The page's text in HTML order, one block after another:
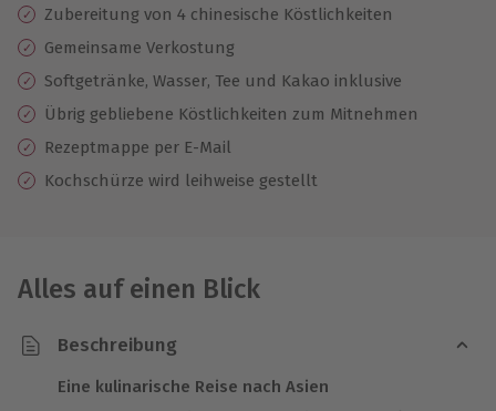
Zubereitung von 4 chinesische Köstlichkeiten
Gemeinsame Verkostung
Softgetränke, Wasser, Tee und Kakao inklusive
Übrig gebliebene Köstlichkeiten zum Mitnehmen
Rezeptmappe per E-Mail
Kochschürze wird leihweise gestellt
Alles auf einen Blick
Beschreibung
Eine kulinarische Reise nach Asien